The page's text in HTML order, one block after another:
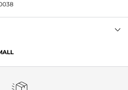
que separa os dedos, segue
se conectando com um
e calcanhar à mostra.